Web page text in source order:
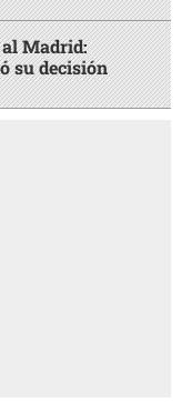
Madrid:
su decisión